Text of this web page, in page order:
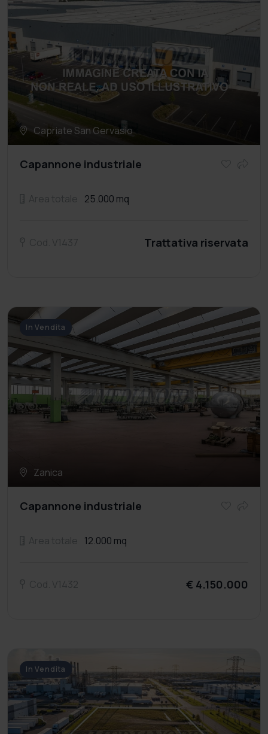
Capriate San Gervasio
Capannone industriale
25.000 mq
Trattativa riservata
Zanica
In Vendita
Capannone industriale
12.000 mq
€ 4.150.000
In Vendita